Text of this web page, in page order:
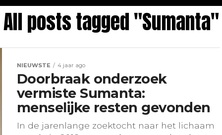
All posts tagged "Sumanta"
NIEUWSTE 4 jaar ago
Doorbraak onderzoek
vermiste Sumanta:
menselijke resten gevonden
In de jarenlange zoektocht naar het lichaam